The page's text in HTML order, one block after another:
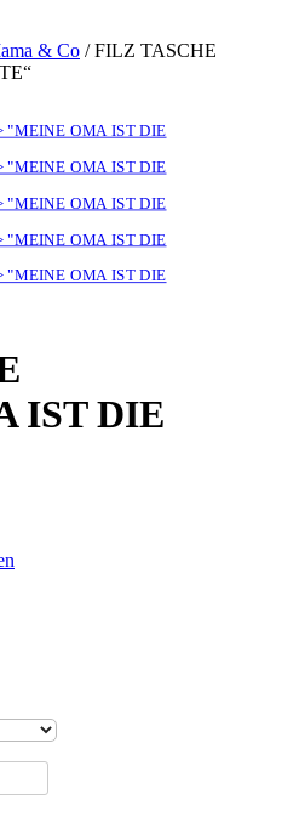
& Co /FILZ TASCHE
IST DIE